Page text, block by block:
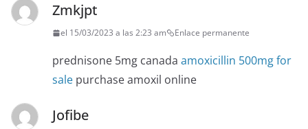
Zmkjpt
el 15/03/2023 a las 2:23 am Enlace permanente
prednisone 5mg canada amoxicillin 500mg for
sale purchase amoxil online
Jofibe